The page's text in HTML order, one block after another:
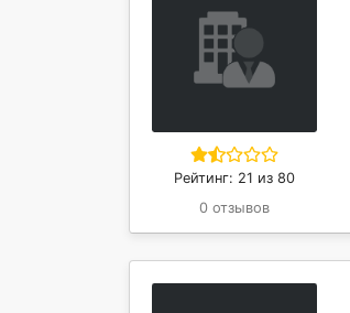
Рейтинг: 21 из 80
0 отзывов